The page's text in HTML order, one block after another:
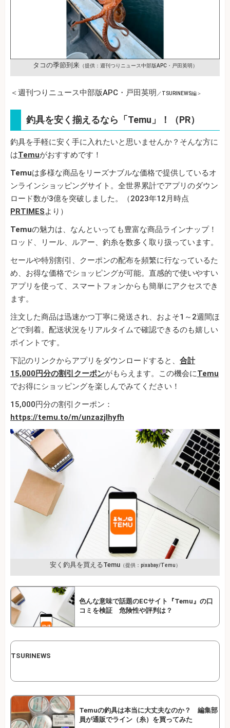
タコの季節到来（提供：週刊つりニュース中部版APC・戸田英明）
＜週刊つりニュース中部版APC・戸田英明 ／TSURINEWS編＞
釣具を安く揃えるなら「Temu」！（PR）
釣具を手軽に安く手に入れたいと思いませんか？そんな方に
はTemuがおすすめです！
Temuは多様な商品をリーズナブルな価格で提供しているオ
ンラインショッピングサイト。全世界累計でアプリのダウン
ロード数が3億を突破しました。（2023年12月時点
PRTIMESより）
Temuの魅力は、なんといっても豊富な商品ラインナップ！
ロッド、リール、ルアー、釣糸を数多く取り扱っています。
セールや特別割引、クーポンの配布を頻繁に行なっているた
め、お得な価格でショッピングが可能。直感的で使いやすい
アプリを使って、スマートフォンからも簡単にアクセスでき
ます。
注文した商品は迅速かつ丁寧に発送され、およそ1～2週間ほ
どで到着。配送状況をリアルタイムで確認できるのも嬉しい
ポイントです。
下記のリンクからアプリをダウンロードすると、 合計
15,000円分の割引クーポンがもらえます。この機会にTemu
でお得にショッピングを楽しんでみてください！
15,000円分の割引クーポン：
https://temu.to/m/unzazjlhyfh
安く釣具を買えるTemu（提供：pixabay/Temu）
色んな意味で話題のECサイト『Temu』の口
コミを検証 危険性や評判は？
TSURINEWS
Temuの釣具は本当に大丈夫なのか？ 編集部
員が通販でライン（糸）を買ってみた